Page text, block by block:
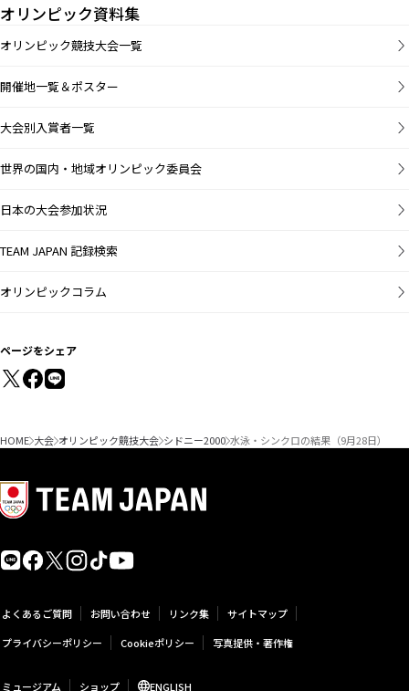
オリンピック資料集
オリンピック競技大会一覧
開催地一覧＆ポスター
大会別入賞者一覧
世界の国内・地域オリンピック委員会
日本の大会参加状況
TEAM JAPAN 記録検索
オリンピックコラム
ページをシェア
HOME 大会 オリンピック競技大会 シドニー2000 水泳・シンクロの結果（9月28日）
よくあるご質問 お問い合わせ リンク集
サイトマップ
プライバシーポリシー
Cookieポリシー 写真提供・著作権
ミュージアム ショップ ENGLISH